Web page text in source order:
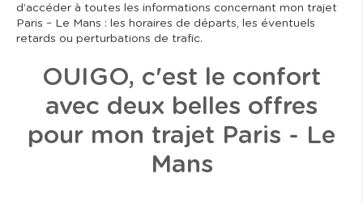
d’accéder à toutes les informations concernant mon trajet
Paris – Le Mans : les horaires de départs, les éventuels
retards ou perturbations de trafic.
OUIGO, c'est le confort
avec deux belles offres
pour mon trajet Paris - Le
Mans